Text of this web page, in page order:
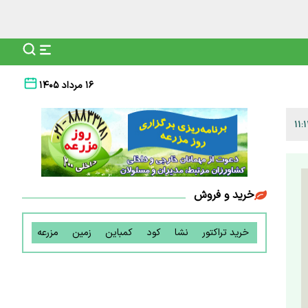
۱۶ مرداد ۱۴۰۵
خرید و فروش
خرید تراکتور نشا کود کمباین زمین مزرعه